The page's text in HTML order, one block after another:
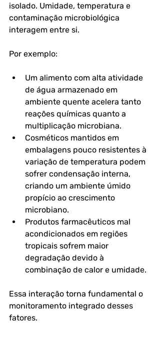
isolado. Umidade, temperatura e
contaminação microbiológica
interagem entre si.
Por exemplo:
Um alimento com alta atividade
de água armazenado em
ambiente quente acelera tanto
reações químicas quanto a
multiplicação microbiana.
Cosméticos mantidos em
embalagens pouco resistentes à
variação de temperatura podem
sofrer condensação interna,
criando um ambiente úmido
propício ao crescimento
microbiano.
Produtos farmacêuticos mal
acondicionados em regiões
tropicais sofrem maior
degradação devido à
combinação de calor e umidade.
Essa interação torna fundamental o
monitoramento integrado desses
fatores.